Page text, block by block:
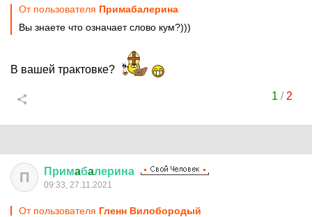
От пользователя Примaбaлерина
Вы знаете что означает слово кум?)))
В вашей трактовке?
1 / 2
П Примaбaлерина
09:33, 27.11.2021
От пользователя Гленн Вилобородый